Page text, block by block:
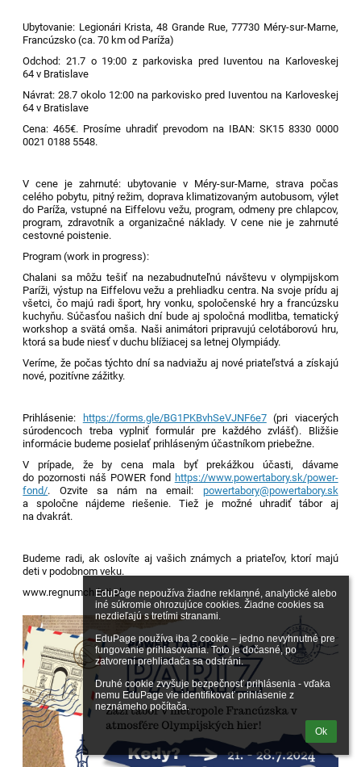
EduPage nepoužíva žiadne reklamné, analytické alebo
iné súkromie ohrozujúce cookies. Žiadne cookies sa
nezdieľajú s tretími stranami.
EduPage používa iba 2 cookie – jedno nevyhnutné pre
fungovanie prihlasovania. Toto je dočasné, po
zatvorení prehliadača sa odstráni.
Druhé cookie zvyšuje bezpečnosť prihlásenia - vďaka
nemu EduPage vie identifikovať prihlásenie z
neznámeho počítača.
Ok
Ubytovanie: Legionári Krista, 48 Grande Rue, 77730 Méry-sur-Marne,
Francúzsko (ca. 70 km od Paríža)
Odchod: 21.7 o 19:00 z parkoviska pred Iuventou na Karloveskej
64 v Bratislave
Návrat: 28.7 okolo 12:00 na parkovisko pred Iuventou na Karloveskej
64 v Bratislave
Cena: 465€. Prosíme uhradiť prevodom na IBAN: SK15 8330 0000
0021 0188 5548.
V cene je zahrnuté: ubytovanie v Méry-sur-Marne, strava počas
celého pobytu, pitný režim, doprava klimatizovaným autobusom, výlet
do Paríža, vstupné na Eiffelovu vežu, program, odmeny pre chlapcov,
program, zdravotník a organizačné náklady. V cene nie je zahrnuté
cestovné poistenie.
Program (work in progress):
Chalani sa môžu tešiť na nezabudnuteľnú návštevu v olympijskom
Paríži, výstup na Eiffelovu vežu a prehliadku centra. Na svoje prídu aj
všetci, čo majú radi šport, hry vonku, spoločenské hry a francúzsku
kuchyňu. Súčasťou našich dní bude aj spoločná modlitba, tematický
workshop a svätá omša. Naši animátori pripravujú celotáborovú hru,
ktorá sa bude niesť v duchu blížiacej sa letnej Olympiády.
Veríme, že počas týchto dní sa nadviažu aj nové priateľstvá a získajú
nové, pozitívne zážitky.
Prihlásenie: https://forms.gle/BG1PKBvhSeVJNF6e7(pri viacerých
súrodencoch treba vyplniť formulár pre každého zvlášť). Bližšie
informácie budeme posielať prihláseným účastníkom priebežne.
V prípade, že by cena mala byť prekážkou účasti, dávame
do pozornosti náš POWER fond https://www.powertabory.sk/power-
fond/. Ozvite sa nám na email: powertabory@powertabory.sk
a spoločne nájdeme riešenie. Tiež je možné uhradiť tábor aj
na dvakrát.
Budeme radi, ak oslovíte aj vašich známych a priateľov, ktorí majú
deti v podobnom veku.
www.regnumchristi.sk